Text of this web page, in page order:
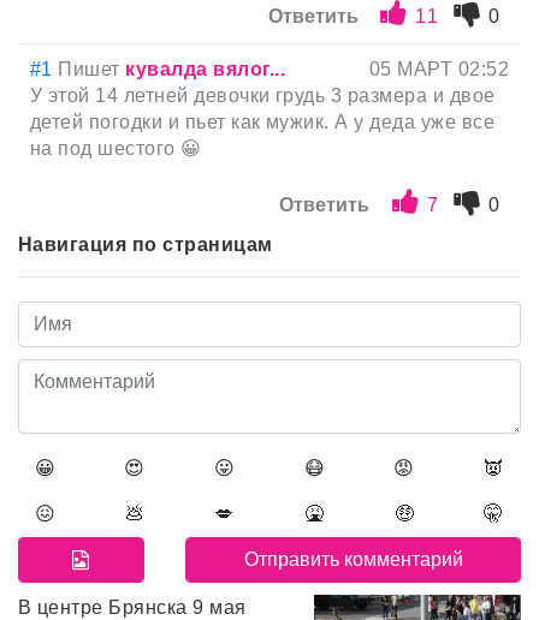
Ответить 11 0
#1 Пишет кувалда вялог...
05 МАРТ 02:52
У этой 14 летней девочки грудь 3 размера и двое
детей погодки и пьет как мужик. А у деда уже все
на под шестого 😀
Ответить 7
0
Навигация по страницам
😀 😍 😛 😷 😡 👿
😖 💩 💋 🤮 🤑 🤫
В центре Брянска 9 мая